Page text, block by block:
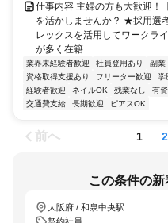
仕事内容 主婦の方も大歓迎！
を活かしませんか？ ★採用選
レックスを活用してワークラ
が多く在籍...
業界未経験者歓迎 社員登用あり 副業
資格取得支援あり
フリーター歓迎 学
経験者歓迎
ネイルOK 残業なし 有
交通費支給
長期歓迎 ピアスOK
前へ 1 2
この条件の
大阪府 / 和泉中央駅
契約社員